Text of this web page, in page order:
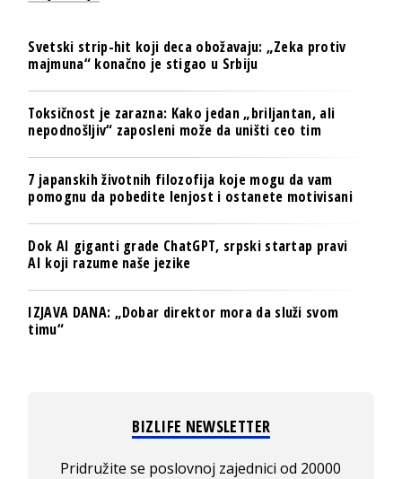
Svetski strip-hit koji deca obožavaju: „Zeka protiv
majmuna“ konačno je stigao u Srbiju
Toksičnost je zarazna: Kako jedan „briljantan, ali
nepodnošljiv“ zaposleni može da uništi ceo tim
7 japanskih životnih filozofija koje mogu da vam
pomognu da pobedite lenjost i ostanete motivisani
Dok AI giganti grade ChatGPT, srpski startap pravi
AI koji razume naše jezike
IZJAVA DANA: „Dobar direktor mora da služi svom
timu“
BIZLIFE NEWSLETTER
Pridružite se poslovnoj zajednici od 20000